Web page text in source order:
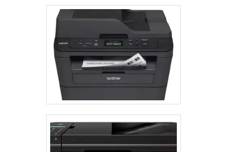
JATO DE TINTA INDUSTRIALHá muitas maneiras
eficientes de demonstrar competência e excelência
em uma área de atuação. A Suljett do Brasil objetiva
seus recursos em proporcionar para os parceiros
uma estrutura com: Tecnologia de ponta;
Conformidade com os padrões internacionais de
segurança GS, UL, CSA e CE; Equipamentos de
última geração. Tudo isso para garantir que se tenha
impressora jato de tinta industrial com precisão.
Sem perder o foco em impressora jato de tinta
industrial, é importante buscar uma empresa que
tenha produtos e serviços com ótima qualidade e